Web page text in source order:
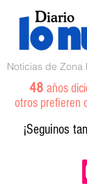
Noticias de Zona
48 años
otros
¡Seguinos